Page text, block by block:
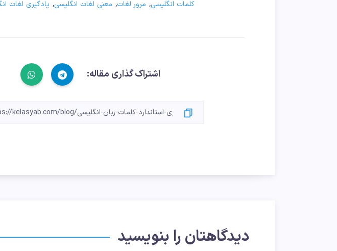
کلمات انگلیسی, مرور لغات, معنی لغات انگلیسی, یادگیری لغات
اشتراک گذاری مقاله:
دیدگاهتان را بنویسید